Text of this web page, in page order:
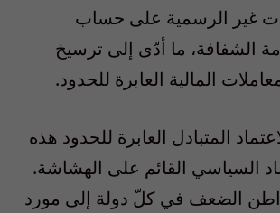
غير الرسمية على حساب
الشفافة، ما أدّى إلى ترسيخ
المالية العابرة للحدود.
المتبادل العابرة للحدود هذه
السياسي القائم على الهشاشة.
الضعف في كلّ دولة إلى مورد